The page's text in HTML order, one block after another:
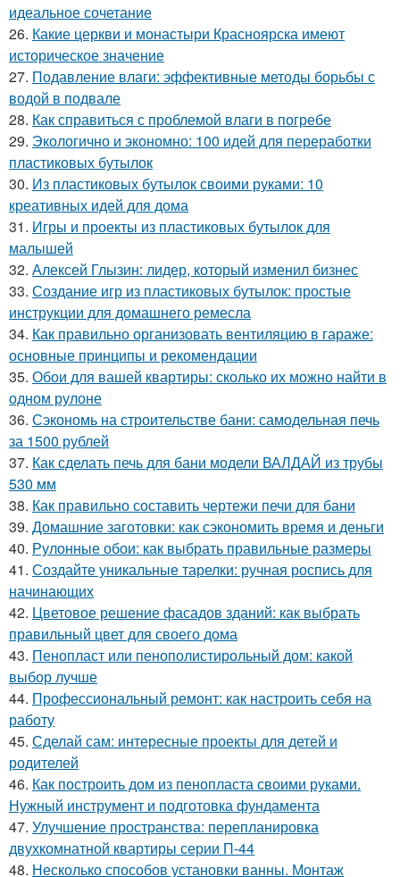
идеальное сочетание
26. Какие церкви и монастыри Красноярска имеют
историческое значение
27. Подавление влаги: эффективные методы борьбы с
водой в подвале
28. Как справиться с проблемой влаги в погребе
29. Экологично и экономно: 100 идей для переработки
пластиковых бутылок
30. Из пластиковых бутылок своими руками: 10
креативных идей для дома
31. Игры и проекты из пластиковых бутылок для
малышей
32. Алексей Глызин: лидер, который изменил бизнес
33. Создание игр из пластиковых бутылок: простые
инструкции для домашнего ремесла
34. Как правильно организовать вентиляцию в гараже:
основные принципы и рекомендации
35. Обои для вашей квартиры: сколько их можно найти в
одном рулоне
36. Сэкономь на строительстве бани: самодельная печь
за 1500 рублей
37. Как сделать печь для бани модели ВАЛДАЙ из трубы
530 мм
38. Как правильно составить чертежи печи для бани
39. Домашние заготовки: как сэкономить время и деньги
40. Рулонные обои: как выбрать правильные размеры
41. Создайте уникальные тарелки: ручная роспись для
начинающих
42. Цветовое решение фасадов зданий: как выбрать
правильный цвет для своего дома
43. Пенопласт или пенополистирольный дом: какой
выбор лучше
44. Профессиональный ремонт: как настроить себя на
работу
45. Сделай сам: интересные проекты для детей и
родителей
46. Как построить дом из пенопласта своими руками.
Нужный инструмент и подготовка фундамента
47. Улучшение пространства: перепланировка
двухкомнатной квартиры серии П-44
48. Несколько способов установки ванны. Монтаж